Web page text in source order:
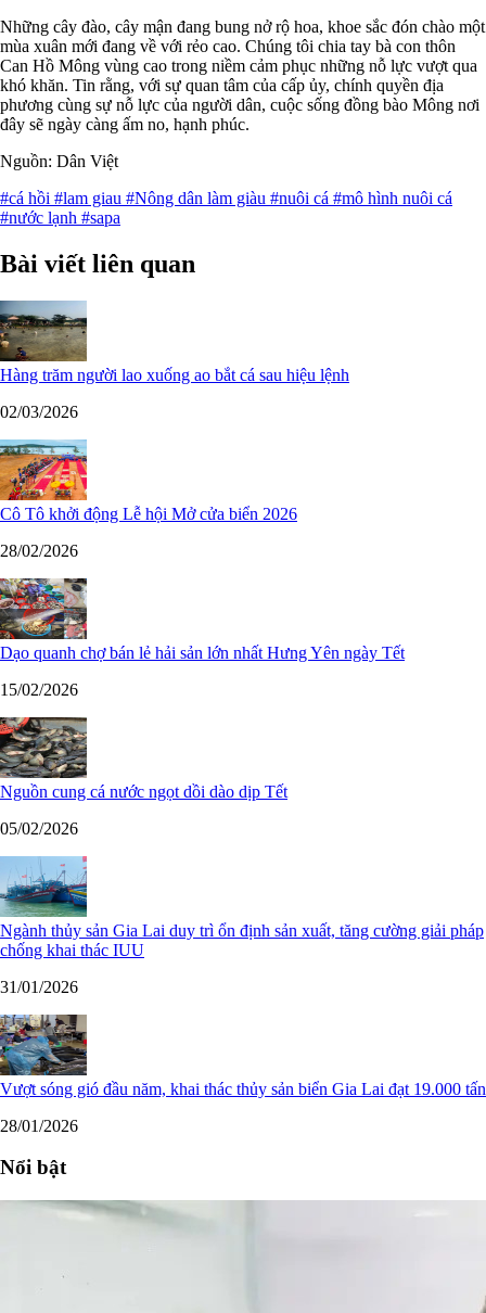
Những cây đào, cây mận đang bung nở rộ hoa, khoe sắc đón chào một
mùa xuân mới đang về với rẻo cao. Chúng tôi chia tay bà con thôn
Can Hồ Mông vùng cao trong niềm cảm phục những nỗ lực vượt qua
khó khăn. Tin rằng, với sự quan tâm của cấp ủy, chính quyền địa
phương cùng sự nỗ lực của người dân, cuộc sống đồng bào Mông nơi
đây sẽ ngày càng ấm no, hạnh phúc.
Nguồn: Dân Việt
#cá hồi #lam giau #Nông dân làm giàu #nuôi cá #mô hình nuôi cá
#nước lạnh #sapa
Bài viết liên quan
Hàng trăm người lao xuống ao bắt cá sau hiệu lệnh
02/03/2026
Cô Tô khởi động Lễ hội Mở cửa biển 2026
28/02/2026
Dạo quanh chợ bán lẻ hải sản lớn nhất Hưng Yên ngày Tết
15/02/2026
Nguồn cung cá nước ngọt dồi dào dịp Tết
05/02/2026
Ngành thủy sản Gia Lai duy trì ổn định sản xuất, tăng cường giải pháp
chống khai thác IUU
31/01/2026
Vượt sóng gió đầu năm, khai thác thủy sản biển Gia Lai đạt 19.000 tấn
28/01/2026
Nổi bật